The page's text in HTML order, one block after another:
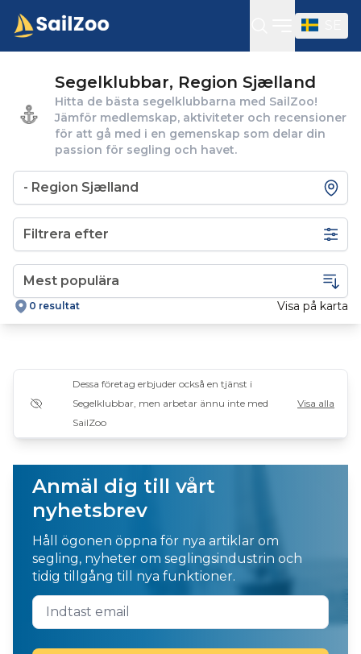
Öppna
Segelklubbar, Region Sjælland
Hitta de bästa segelklubbarna med SailZoo!
Jämför medlemskap, aktiviteter och recensioner
för att gå med i en gemenskap som delar din
passion för segling och havet.
Filtrera efter
0 resultat Visa på karta
Dessa företag erbjuder också en tjänst i
Segelklubbar, men arbetar ännu inte med
SailZoo
Visa alla
Anmäl dig till vårt
nyhetsbrev
Håll ögonen öppna för nya artiklar om
segling, nyheter om seglingsindustrin och
tidig tillgång till nya funktioner.